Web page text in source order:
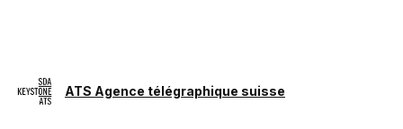
ATS Agence télégraphique suisse